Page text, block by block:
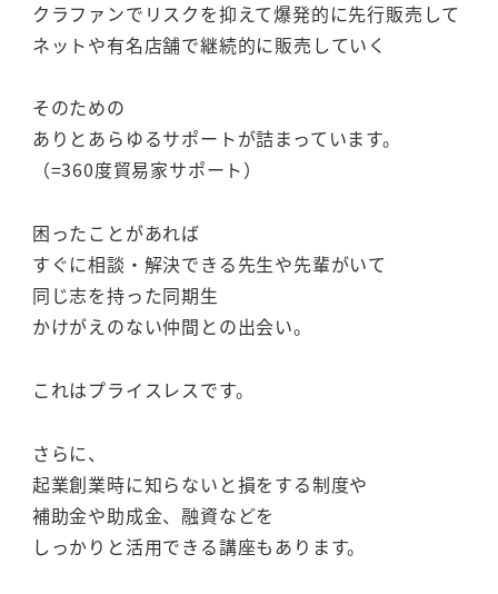
クラファンでリスクを抑えて爆発的に先行販売して
ネットや有名店舗で継続的に販売していく
そのための
ありとあらゆるサポートが詰まっています。
（=360度貿易家サポート）
困ったことがあれば
すぐに相談・解決できる先生や先輩がいて
同じ志を持った同期生
かけがえのない仲間との出会い。
これはプライスレスです。
さらに、
起業創業時に知らないと損をする制度や
補助金や助成金、融資などを
しっかりと活用できる講座もあります。